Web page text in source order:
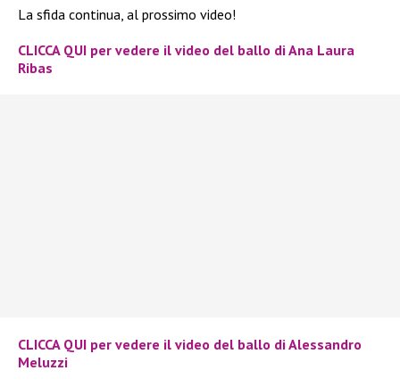
La sfida continua, al prossimo video!
CLICCA QUI per vedere il video del ballo di Ana Laura
Ribas
CLICCA QUI per vedere il video del ballo di Alessandro
Meluzzi